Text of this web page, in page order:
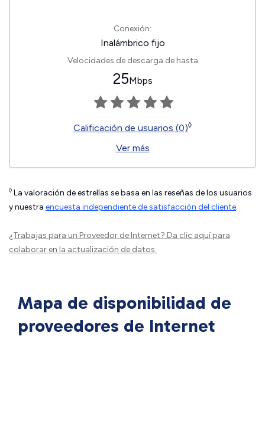
Conexión:
Inalámbrico fijo
Velocidades de descarga de hasta
25Mbps
Calificación de usuarios (0)◊
Ver más
◊ La valoración de estrellas se basa en las reseñas de los usuarios
y nuestra encuesta independiente de satisfacción del cliente.
¿Trabajas para un Proveedor de Internet? Da clic aquípara
colaborar en la actualización de datos.
Mapa de disponibilidad de
proveedores de Internet